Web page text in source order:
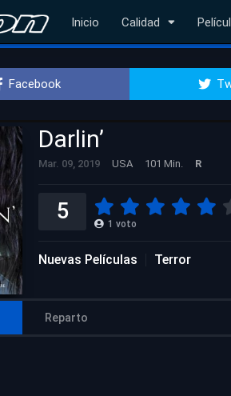
Inicio Calidad
Facebook
Darlin’
Mar. 09, 2019 USA 101 Min. R
5 1 voto
Nuevas Películas Terror
Reparto